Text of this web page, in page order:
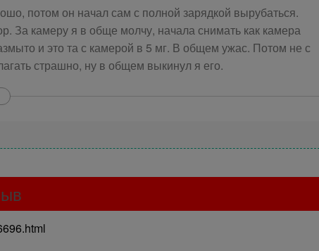
потом он начал сам с полной зарядкой вырубаться.
За камеру я в обще молчу, начала снимать как камера
и это та с камерой в 5 мг. В общем ужас. Потом не с
страшно, ну в общем выкинул я его.